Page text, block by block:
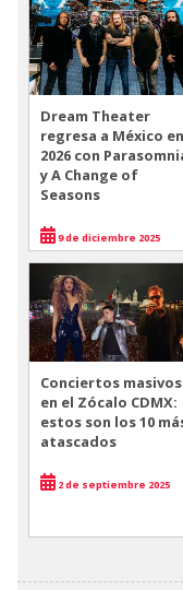
Dream Theater
regresa a México en
2026 con
y A Change of
Seasons
9 de diciembre 2025
Conciertos masivos
en el Zócalo CDMX:
estos son los 10
atascados
2 de septiembre 2025